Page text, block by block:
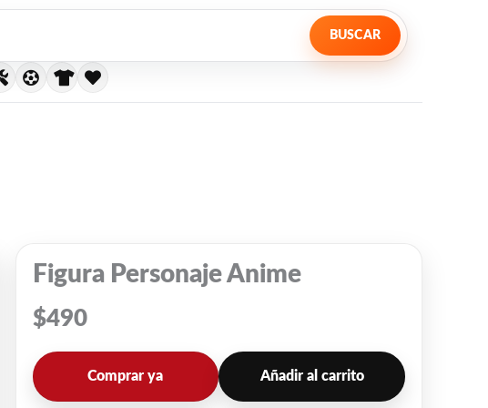
BUSCAR
Figura Personaje Anime
$490
Comprar ya Añadir al carrito